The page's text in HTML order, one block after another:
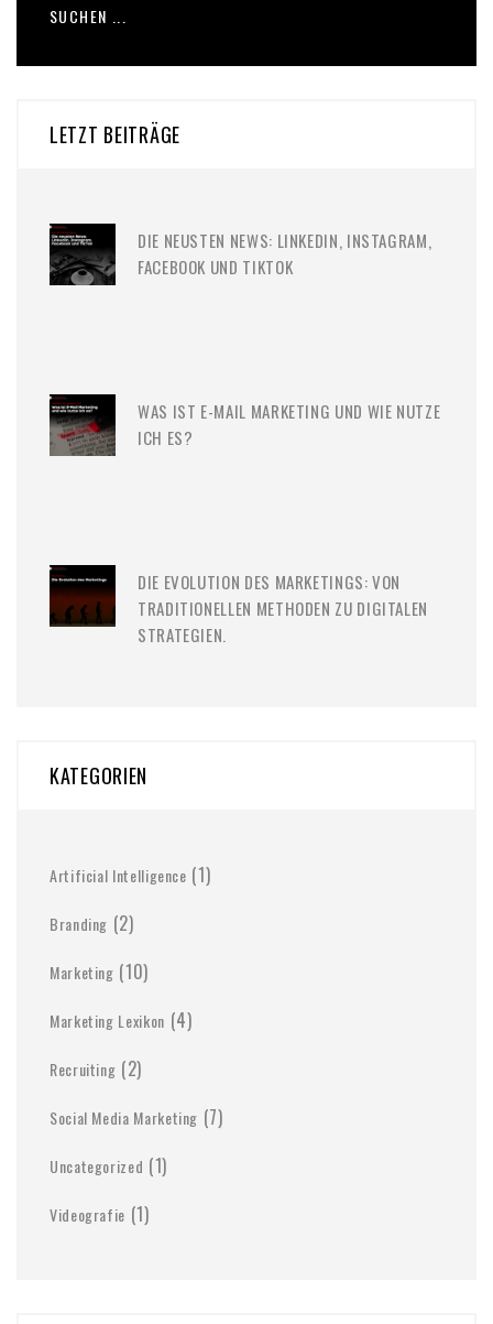
LETZT BEITRÄGE
DIE NEUSTEN NEWS: LINKEDIN, INSTAGRAM,
FACEBOOK UND TIKTOK
WAS IST E-MAIL MARKETING UND WIE NUTZE
ICH ES?
DIE EVOLUTION DES MARKETINGS: VON
TRADITIONELLEN METHODEN ZU DIGITALEN
STRATEGIEN.
KATEGORIEN
Artificial Intelligence (1)
Branding (2)
Marketing (10)
Marketing Lexikon (4)
Recruiting (2)
Social Media Marketing (7)
Uncategorized (1)
Videografie (1)